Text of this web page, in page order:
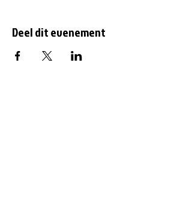
Deel dit evenement